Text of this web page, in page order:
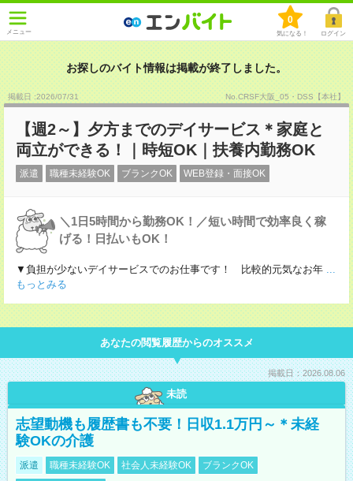
メニュー
0
気になる！ ログイン
お探しのバイト情報は掲載が終了しました。
掲載日 :2026/07/31 No.CRSF大阪_05・DSS【本社】
【週2～】夕方までのデイサービス＊家庭と
両立ができる！｜時短OK｜扶養内勤務OK
派遣 職種未経験OK ブランクOK WEB登録・面接OK
＼1日5時間から勤務OK！／短い時間で効率良く稼
げる！日払いもOK！
▼負担が少ないデイサービスでのお仕事です！ 比較的元気なお年 ...
もっとみる
あなたの閲覧履歴からのオススメ
掲載日：2026.08.06
未読
志望動機も履歴書も不要！日収1.1万円～＊未経
験OKの介護
派遣 職種未経験OK 社会人未経験OK
ブランクOK